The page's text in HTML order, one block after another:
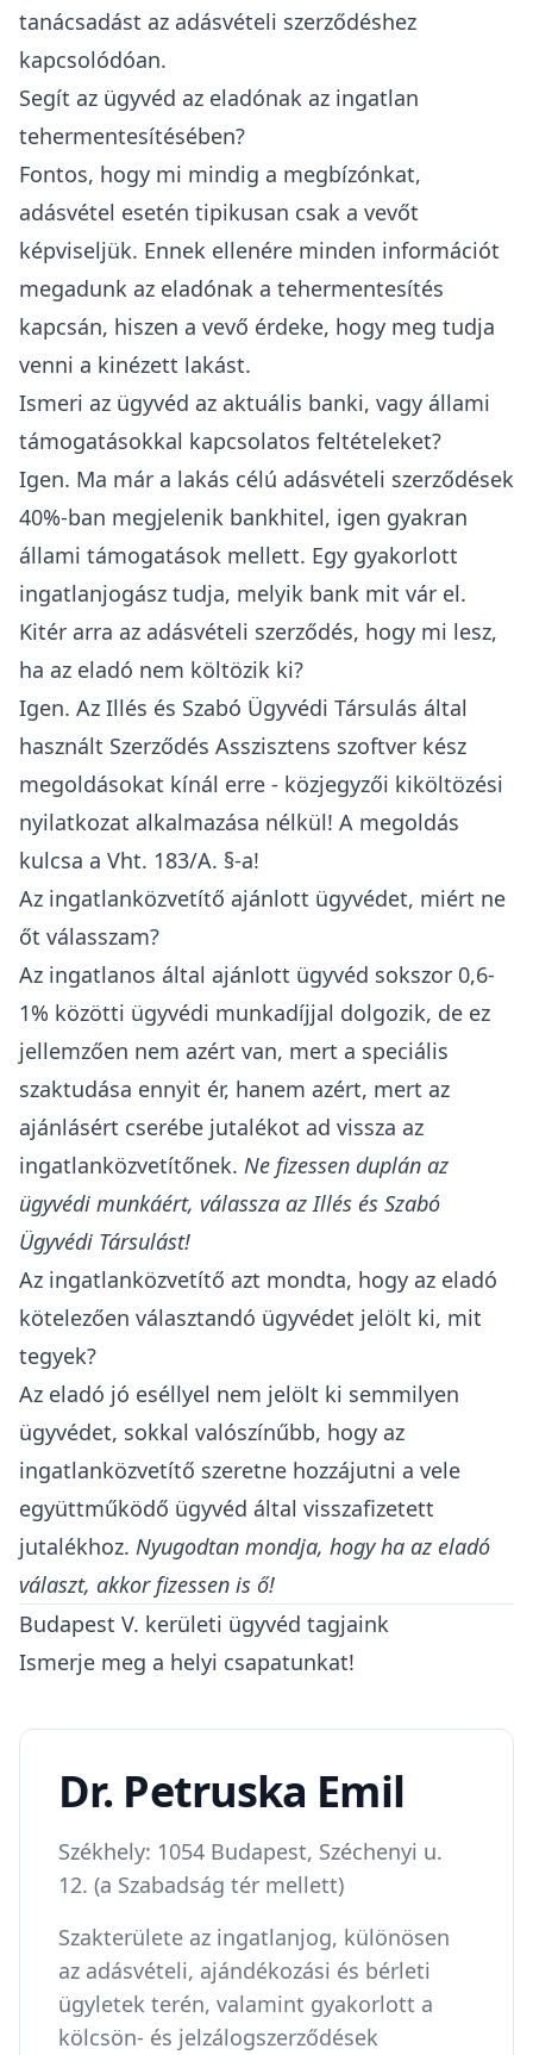
tanácsadást az adásvételi szerződéshez
kapcsolódóan.
Segít az ügyvéd az eladónak az ingatlan
tehermentesítésében?
Fontos, hogy mi mindig a megbízónkat,
adásvétel esetén tipikusan csak a vevőt
képviseljük. Ennek ellenére minden információt
megadunk az eladónak a tehermentesítés
kapcsán, hiszen a vevő érdeke, hogy meg tudja
venni a kinézett lakást.
Ismeri az ügyvéd az aktuális banki, vagy állami
támogatásokkal kapcsolatos feltételeket?
Igen. Ma már a lakás célú adásvételi szerződések
40%-ban megjelenik bankhitel, igen gyakran
állami támogatások mellett. Egy gyakorlott
ingatlanjogász tudja, melyik bank mit vár el.
Kitér arra az adásvételi szerződés, hogy mi lesz,
ha az eladó nem költözik ki?
Igen. Az Illés és Szabó Ügyvédi Társulás által
használt Szerződés Asszisztens szoftver kész
megoldásokat kínál erre - közjegyzői kiköltözési
nyilatkozat alkalmazása nélkül! A megoldás
kulcsa a Vht. 183/A. §-a!
Az ingatlanközvetítő ajánlott ügyvédet, miért ne
őt válasszam?
Az ingatlanos által ajánlott ügyvéd sokszor 0,6-
1% közötti ügyvédi munkadíjjal dolgozik, de ez
jellemzően nem azért van, mert a speciális
szaktudása ennyit ér, hanem azért, mert az
ajánlásért cserébe jutalékot ad vissza az
ingatlanközvetítőnek. Ne fizessen duplán az
ügyvédi munkáért, válassza az Illés és Szabó
Ügyvédi Társulást!
Az ingatlanközvetítő azt mondta, hogy az eladó
kötelezően választandó ügyvédet jelölt ki, mit
tegyek?
Az eladó jó eséllyel nem jelölt ki semmilyen
ügyvédet, sokkal valószínűbb, hogy az
ingatlanközvetítő szeretne hozzájutni a vele
együttműködő ügyvéd által visszafizetett
jutalékhoz. Nyugodtan mondja, hogy ha az eladó
választ, akkor fizessen is ő!
Budapest V. kerületi ügyvéd tagjaink
Ismerje meg a helyi csapatunkat!
Dr. Petruska Emil
Székhely: 1054 Budapest, Széchenyi u.
12. (a Szabadság tér mellett)
​Szakterülete az ingatlanjog, különösen
az adásvételi, ajándékozási és bérleti
ügyletek terén, valamint gyakorlott a
kölcsön- és jelzálogszerződések